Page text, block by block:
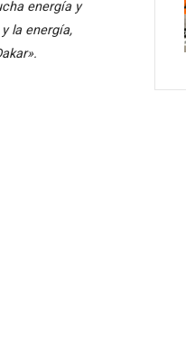
energía y
la energía,